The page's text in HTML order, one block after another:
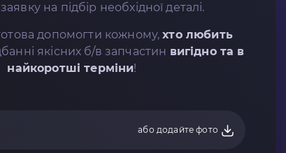
на підбір необхідної деталі.
допомогти кожному,хто любить
якісних б/в запчастин вигідно та в
найкоротші терміни!
або додайте фото